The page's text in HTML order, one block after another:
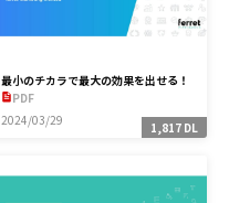
最小のチカラで最大の効果を出せる！
【ferret】5つのマーケティングメソ
PDF
2024/03/29
1,817 DL